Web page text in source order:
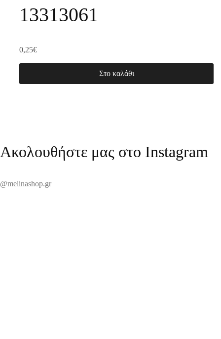
13313061
0,25€
Στο καλάθι
Ακολουθήστε μας στο Instagram
@melinashop.gr